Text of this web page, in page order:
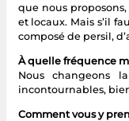
que nous
et locaux. Mais s’il
composé de persil,
À quelle fréquence
Nous changeons
incontournables,
Comment vous y